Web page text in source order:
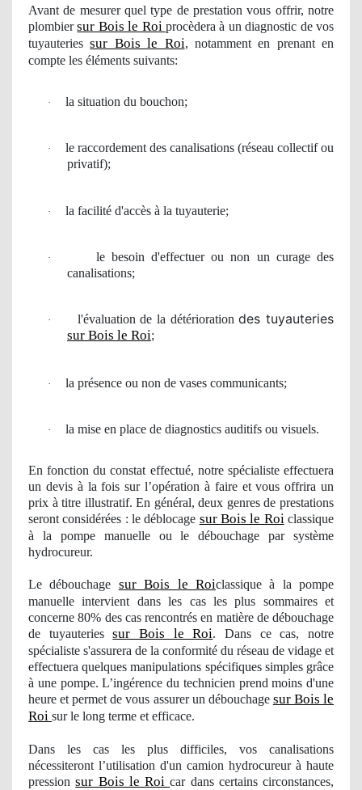
Avant de mesurerqueltype de prestation vous offrir, notre
plombier sur Bois le Roiprocèdera à un diagnostic de vos
tuyauteriessur Bois le Roi, notamment en prenant en
compte les éléments suivants:
· la situation du bouchon;
· le raccordement des canalisations (réseau collectifou
privatif);
· la facilité d'accès à la tuyauterie;
· le besoind'effectuer ou non un curagedes
canalisations;
· l'évaluation de la détériorationdes tuyauteries
sur Bois le Roi;
· la présence ou non de vases communicants;
· la mise en place de diagnostics auditifs ou visuels.
En fonction du constat effectué, notre spécialiste effectuera
un devis à la fois sur l’opération à faire et vous offrira un
prix à titre illustratif. En général, deux genres de prestations
seront considérées : le déblocage sur Bois le Roi classique
à la pompe manuelle ou le débouchage par système
hydrocureur.
Le débouchage sur Bois le Roiclassique à la pompe
manuelle intervient dans les cas les plus sommaires et
concerne 80% des cas rencontrés en matière de débouchage
de tuyauteriessur Bois le Roi. Dans ce cas, notre
spécialiste s'assurera de la conformité du réseau de vidage et
effectuera quelques manipulations spécifiques simples grâce
à une pompe. L’ingérence du technicien prend moins d'une
heure et permet de vous assurerun débouchage sur Bois le
Roi sur le long terme et efficace.
Dans les cas les plus difficiles, vos canalisations
nécessiteront l’utilisation d'un camion hydrocureur à haute
pressionsur Bois le Roicar dans certains circonstances,